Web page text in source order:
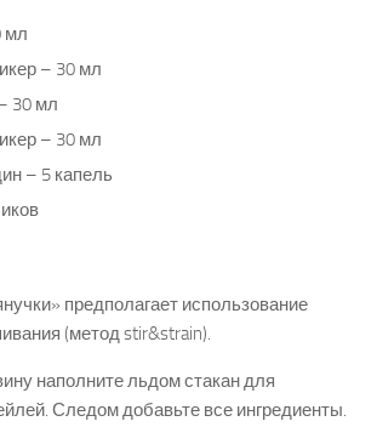
мл
– 30 мл
30 мл
– 30 мл
– 5 капель
предполагает использование
(метод stir&strain).
наполните льдом стакан для
Следом добавьте все ингредиенты.